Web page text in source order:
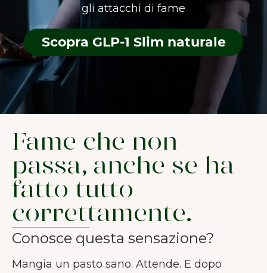
gli attacchi di fame
Scopra GLP-1 Slim naturale
Fame che non
passa, anche se ha
fatto tutto
correttamente.
Conosce questa sensazione?
Mangia un pasto sano. Attende. E dopo